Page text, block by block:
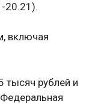
20.21).
включая
рублей и